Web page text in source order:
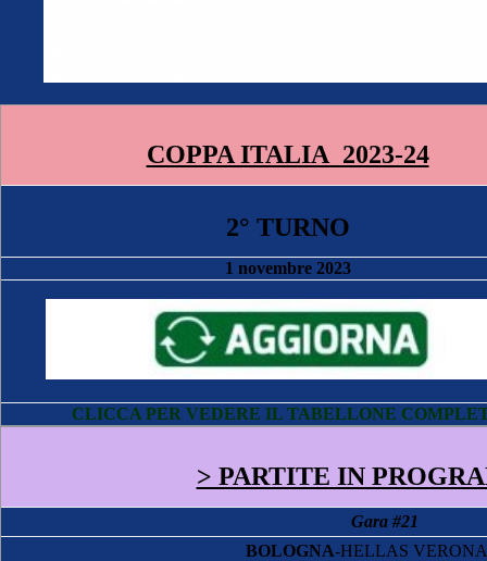
COPPA ITALIA 2023-24
2° TURNO
1 novembre 2023
CLICCA PER VEDERE IL TABELLONE
> PARTITE IN
Gara #21
BOLOGNA-HELLAS